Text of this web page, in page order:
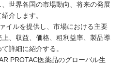
世界各国の市場動向、将来の発展
介します。
イルを提供し、市場における主要
、収益、価格、粗利益率、製品導
詳細に紹介する。
PROTAC医薬品のグローバル生